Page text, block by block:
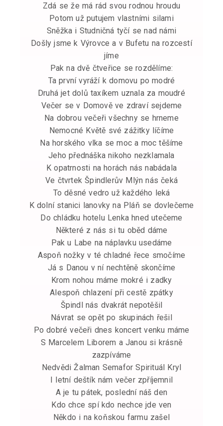
Zdá se že má rád svou rodnou hroudu
Potom už putujem vlastními silami
Sněžka i Studničná tyčí se nad námi
Došly jsme k Výrovce a v Bufetu na rozcestí
jíme
Pak na dvě čtveřice se rozdělíme:
Ta první vyráží k domovu po modré
Druhá jet dolů taxíkem uznala za moudré
Večer se v Domově ve zdraví sejdeme
Na dobrou večeři všechny se hrneme
Nemocné Květě své zážitky líčíme
Na horského vlka se moc a moc těšíme
Jeho přednáška nikoho nezklamala
K opatrnosti na horách nás nabádala
Ve čtvrtek Špindlerův Mlýn nás čeká
To děsné vedro už každého leká
K dolní stanici lanovky na Pláň se dovlečeme
Do chládku hotelu Lenka hned utečeme
Některé z nás si tu oběd dáme
Pak u Labe na náplavku usedáme
Aspoň nožky v té chladné řece smočíme
Já s Danou v ní nechtěně skončíme
Krom nohou máme mokré i zadky
Alespoň chlazení při cestě zpátky
Špindl nás dvakrát nepotěšil
Návrat se opět po skupinách řešil
Po dobré večeři dnes koncert venku máme
S Marcelem Liborem a Janou si krásně
zazpíváme
Nedvědi Žalman Semafor Spirituál Kryl
I letní deštík nám večer zpříjemnil
A je tu pátek, poslední náš den
Kdo chce spí kdo nechce jde ven
Někdo i na koňskou farmu zašel